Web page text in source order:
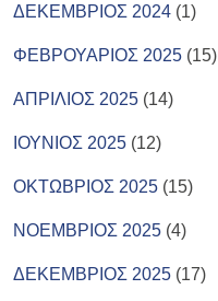
ΔΕΚΕΜΒΡΙΟΣ 2024 (1)
ΦΕΒΡΟΥΑΡΙΟΣ 2025 (15)
ΑΠΡΙΛΙΟΣ 2025 (14)
ΙΟΥΝΙΟΣ 2025 (12)
ΟΚΤΩΒΡΙΟΣ 2025 (15)
ΝΟΕΜΒΡΙΟΣ 2025 (4)
ΔΕΚΕΜΒΡΙΟΣ 2025 (17)